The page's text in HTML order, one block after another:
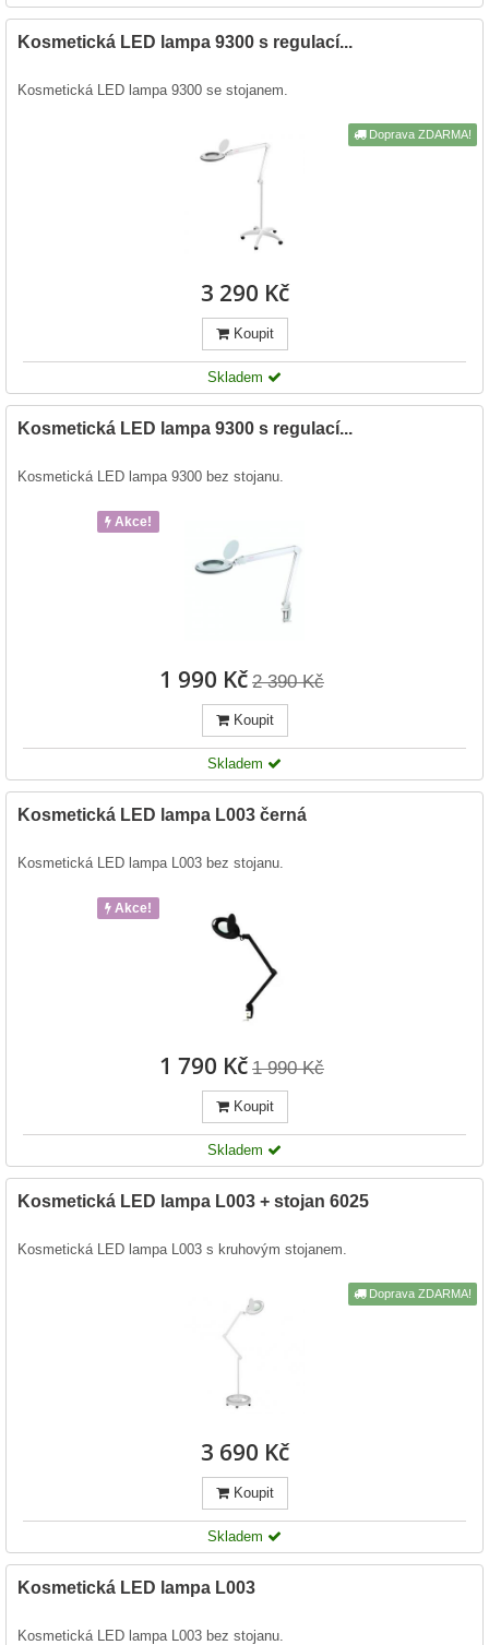
Kosmetická LED lampa 9300 s regulací...
Kosmetická LED lampa 9300 se stojanem.
3 290 Kč
Doprava ZDARMA!
Koupit
Skladem
Kosmetická LED lampa 9300 s regulací...
Kosmetická LED lampa 9300 bez stojanu.
Akce!
1 990 Kč 2 390 Kč
Koupit
Skladem
Kosmetická LED lampa L003 černá
Kosmetická LED lampa L003 bez stojanu.
Akce!
1 790 Kč 1 990 Kč
Koupit
Skladem
Kosmetická LED lampa L003 + stojan 6025
Kosmetická LED lampa L003 s kruhovým stojanem.
3 690 Kč
Doprava ZDARMA!
Koupit
Skladem
Kosmetická LED lampa L003
Kosmetická LED lampa L003 bez stojanu.